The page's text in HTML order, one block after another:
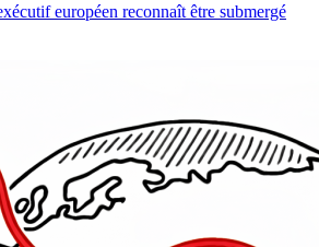
européen reconnaît être submergé